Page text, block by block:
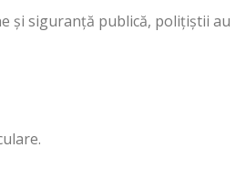
şi siguranţă publică, poliţiştii au